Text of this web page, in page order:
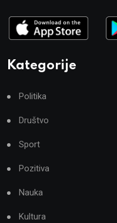
Kategorije
Politika
Društvo
Sport
Pozitiva
Nauka
Kultura